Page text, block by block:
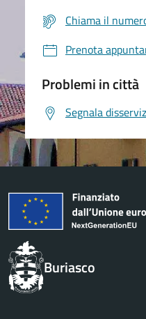
Chiama il
Prenota
Problemi in città
Segnala
Buriasco